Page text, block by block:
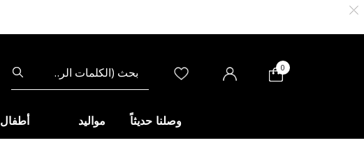
0
وصلنا حديثاً مواليد أطفال